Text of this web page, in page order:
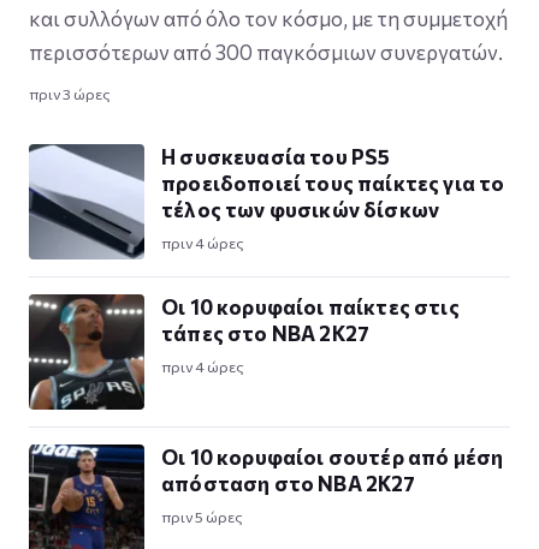
και συλλόγων από όλο τον κόσμο, με τη συμμετοχή
περισσότερων από 300 παγκόσμιων συνεργατών.
πριν 3 ώρες
Η συσκευασία του PS5
προειδοποιεί τους παίκτες για το
τέλος των φυσικών δίσκων
πριν 4 ώρες
Οι 10 κορυφαίοι παίκτες στις
τάπες στο NBA 2K27
πριν 4 ώρες
Οι 10 κορυφαίοι σουτέρ από μέση
απόσταση στο NBA 2K27
πριν 5 ώρες